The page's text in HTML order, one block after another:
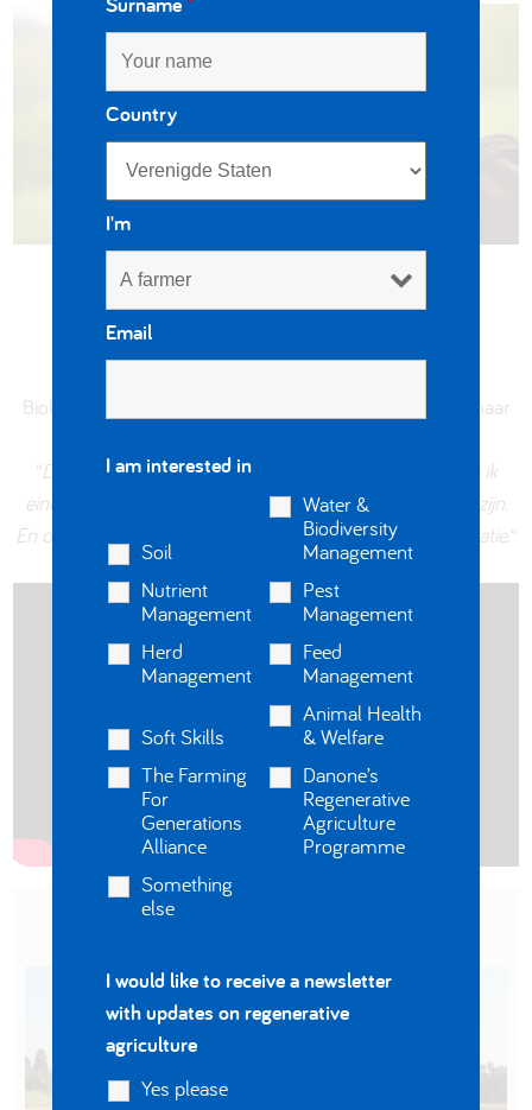
Terug naar onze roots
Biologische landbouw betekent voor Sonya teruggaan naar
“Door over te schakelen op biologische landbouw kon ik
eindelijk thuis komen en mijn droom waarmaken: boer zijn.
En om dat door te kunnen geven aan de volgende generatie.“
MEER VERHALEN VAN BOEREN
Country
I'm
Email
I am interested in
Soil
Water &
Biodiversity
Management
Nutrient
Management
Pest
Management
Herd
Management
Feed
Management
Soft Skills
Animal Health
& Welfare
The Farming
For
Generations
Alliance
Danone’s
Regenerative
Agriculture
Programme
Something
else
I would like to receive a newsletter
with updates on regenerative
agriculture
Yes please